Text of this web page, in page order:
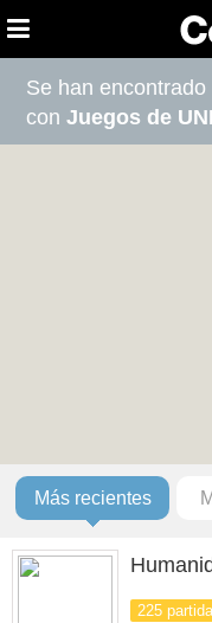
Se han
conJuegos de
Más recientes
225